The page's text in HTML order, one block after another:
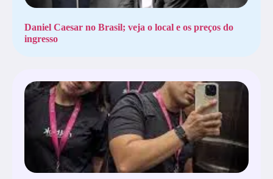
Daniel Caesar no Brasil; veja o local e os preços do
ingresso